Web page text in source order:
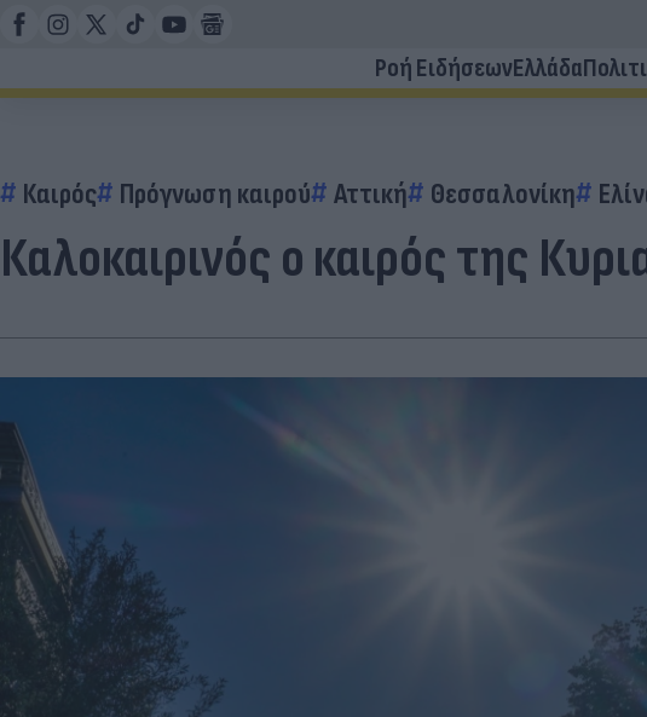
Ροή ΕιδήσεωνΕλλάδα
Καιρός Πρόγνωση καιρού Αττική Θεσσαλονίκη
Καλοκαιρινός ο καιρός της